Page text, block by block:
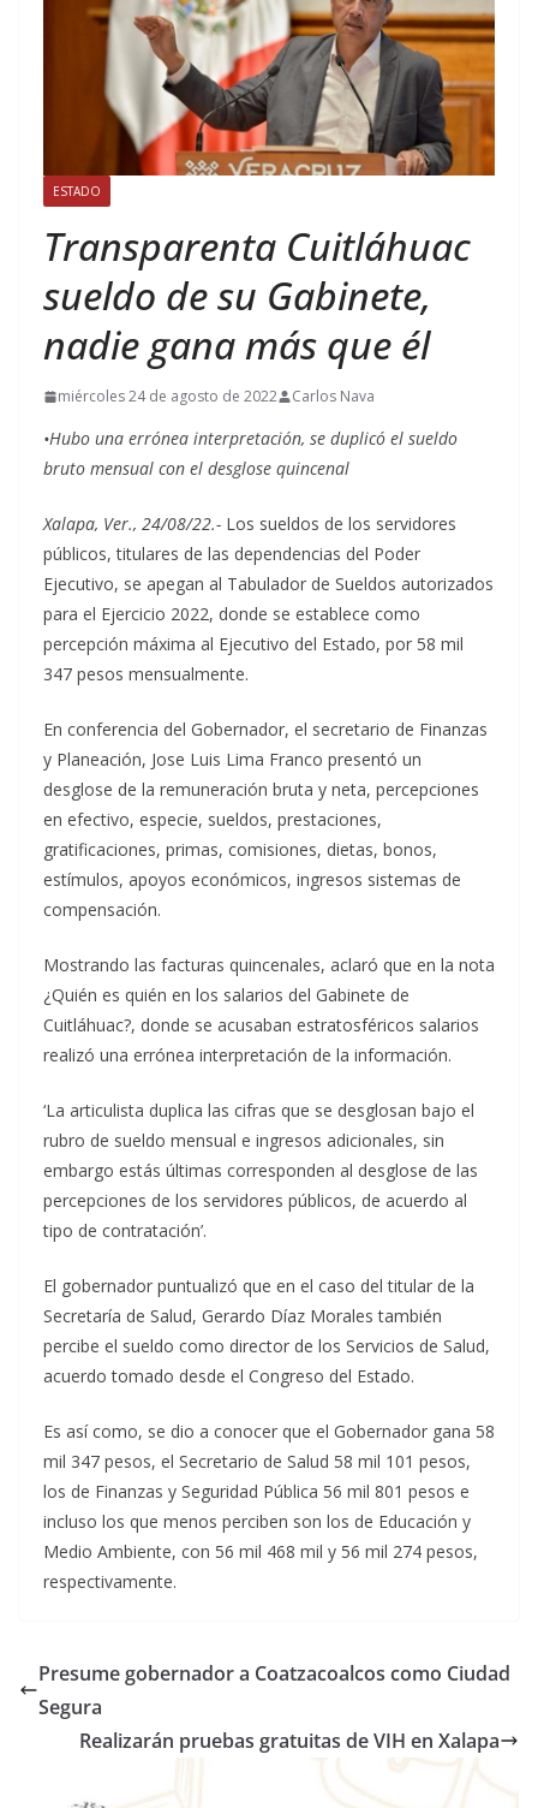
ESTADO
Transparenta Cuitláhuac
sueldo de su Gabinete,
nadie gana más que él
miércoles 24 de agosto de 2022 Carlos Nava
•Hubo una errónea interpretación, se duplicó el sueldo
bruto mensual con el desglose quincenal
Xalapa, Ver., 24/08/22.- Los sueldos de los servidores
públicos, titulares de las dependencias del Poder
Ejecutivo, se apegan al Tabulador de Sueldos autorizados
para el Ejercicio 2022, donde se establece como
percepción máxima al Ejecutivo del Estado, por 58 mil
347 pesos mensualmente.
En conferencia del Gobernador, el secretario de Finanzas
y Planeación, Jose Luis Lima Franco presentó un
desglose de la remuneración bruta y neta, percepciones
en efectivo, especie, sueldos, prestaciones,
gratificaciones, primas, comisiones, dietas, bonos,
estímulos, apoyos económicos, ingresos sistemas de
compensación.
Mostrando las facturas quincenales, aclaró que en la nota
¿Quién es quién en los salarios del Gabinete de
Cuitláhuac?, donde se acusaban estratosféricos salarios
realizó una errónea interpretación de la información.
‘La articulista duplica las cifras que se desglosan bajo el
rubro de sueldo mensual e ingresos adicionales, sin
embargo estás últimas corresponden al desglose de las
percepciones de los servidores públicos, de acuerdo al
tipo de contratación’.
El gobernador puntualizó que en el caso del titular de la
Secretaría de Salud, Gerardo Díaz Morales también
percibe el sueldo como director de los Servicios de Salud,
acuerdo tomado desde el Congreso del Estado.
Es así como, se dio a conocer que el Gobernador gana 58
mil 347 pesos, el Secretario de Salud 58 mil 101 pesos,
los de Finanzas y Seguridad Pública 56 mil 801 pesos e
incluso los que menos perciben son los de Educación y
Medio Ambiente, con 56 mil 468 mil y 56 mil 274 pesos,
respectivamente.
Presume gobernador a Coatzacoalcos como Ciudad
Segura
Realizarán pruebas gratuitas de VIH en Xalapa